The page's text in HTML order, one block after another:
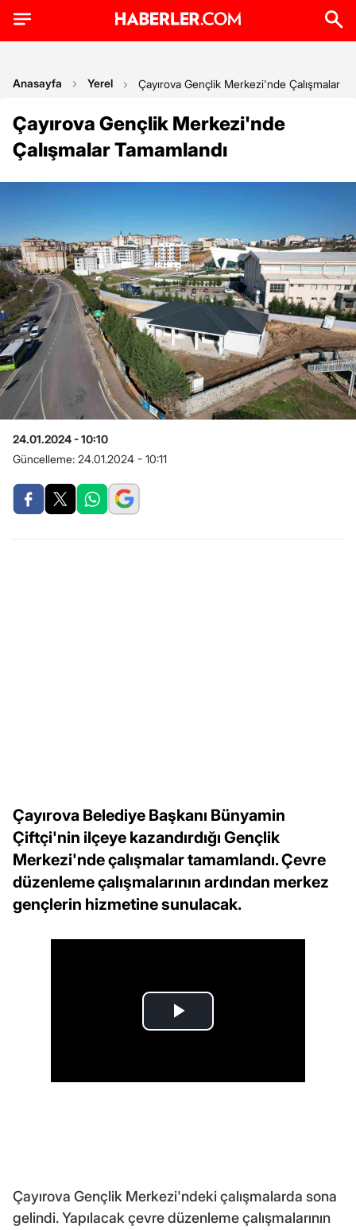
Anasayfa Yerel Çayırova Gençlik Merkezi'nde Çalışmalar
Çayırova Gençlik Merkezi'nde
Çalışmalar Tamamlandı
24.01.2024 - 10:10
Güncelleme: 24.01.2024 - 10:11
Çayırova Belediye Başkanı Bünyamin
Çiftçi'nin ilçeye kazandırdığı Gençlik
Merkezi'nde çalışmalar tamamlandı. Çevre
düzenleme çalışmalarının ardından merkez
gençlerin hizmetine sunulacak.
Çayırova Gençlik Merkezi'ndeki çalışmalarda sona
gelindi. Yapılacak çevre düzenleme çalışmalarının